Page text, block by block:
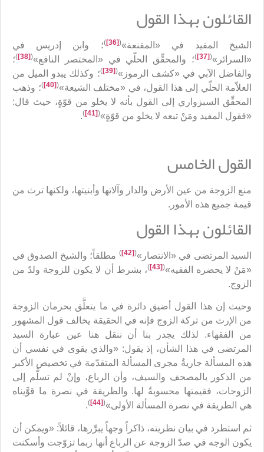
القائلون بهذا القول
الشيخ المفيد في «المقنعة»(
[36]
)؛ وابن إدريس في
«السرائر»(
[37]
)؛ والمحقِّق الحلّي في «المختصر النافع»(
[38]
)؛
والفاضل الآبي في «كشف الرموز»(
[39]
)؛ وكذلك يبدو الميل من
العلاّمة الحلّي إلى هذا القول، في «مختلف الشيعة»(
[40]
)؛ وذهب
المحقِّق السبزواري إلى القول بأنه لا يخلو من قوّةٍ، حيث قال:
«فقول المفيد ومَنْ تبعه لا يخلو من قوّةٍ»(
[41]
)
.
القول الخامس
منع الزوجة من عين الأرض والدار وآلاتها وأبنيتها، ولكنها ترث من
قيمة جميع هذه الأمور.
القائلون بهذا القول
السيد المرتضى في «الانتصار»(
[42]
) مطلقاً؛ والشيخ الصدوق في
«مَنْ لا يحضره الفقيه»(
[43]
)، بشرط أن لا يكون للزوجة ولدٌ من
الزوج.
وحيث إن هذا القول أضيق دائرة في ما يتعلَّق بحرمان الزوجة
من الإرث من تركة الزوج فإنه في الحقيقة يخالف قول المشهور
من الفقهاء. لذلك يجدر بنا أن ننقل هنا عين عبارة السيد
المرتضى في هذا الشأن، إذ يقول: «والذي يقوى في نفسي أن
هذه المسألة جاريةٌ مجرى المسألة المتقدّمة في تخصيص الأكبر
من الذكور بالمصحف والسيف، وأن الرباع، وإنْ لم تسلَّم إلى
الزوجات، فقيمتها محسوبةٌ لها. والطريقة في نصرة ما قوَّيناه
هي الطريقة في نصرة المسألة الأولى»(
[44]
)
.
ثم استطرد في بيان نظريته، ذاكراً وجهاً يبرِّرها، قائلاً: «ويمكن أن
يكون الوجه في صدّ الزوجة عن الرباع أنها ربما تزوّجت وأسكنت